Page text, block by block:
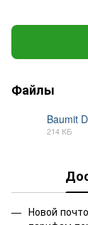
Файлы
Baumit
214 КБ
Новой